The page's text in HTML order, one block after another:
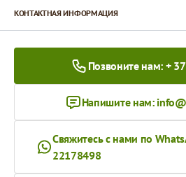
КОНТАКТНАЯ ИНФОРМАЦИЯ
Позвоните нам: +
Напишите нам:
Свяжитесь с нами по
22178498